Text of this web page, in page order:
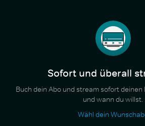
Sofort und überall
Buch dein Abo und stream sofort
und wann du willst.
Wähl dein